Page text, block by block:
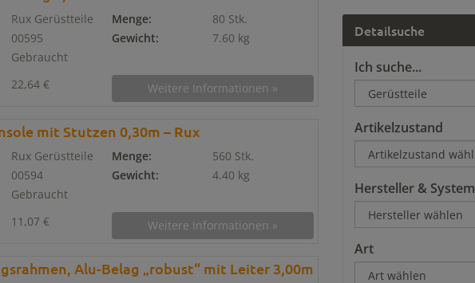
Rux Gerüstteile Menge:
80 Stk.
00595 Gewicht:
7.60 kg
Gebraucht
22,64 € Weitere Informationen »
mit Stutzen 0,30m – Rux
Rux Gerüstteile Menge:
560 Stk.
00594 Gewicht:
4.40 kg
Gebraucht
11,07 € Weitere Informationen »
Alu-Belag „robust“ mit Leiter 3,00m
Detailsuche
Ich suche...
Artikelzustand
Hersteller & System
Art